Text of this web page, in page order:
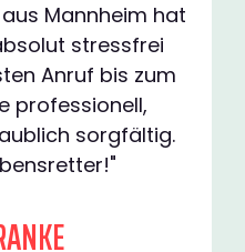
Mannheim hat
stressfrei
Anruf bis zum
professionell,
sorgfältig.